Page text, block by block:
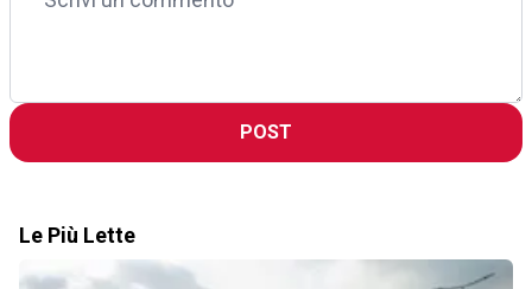
POST
Le Più Lette